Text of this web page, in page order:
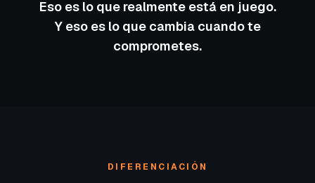
Eso es lo que realmente está en juego.
Y eso es lo que cambia cuando te
comprometes.
DIFERENCIACIÓN